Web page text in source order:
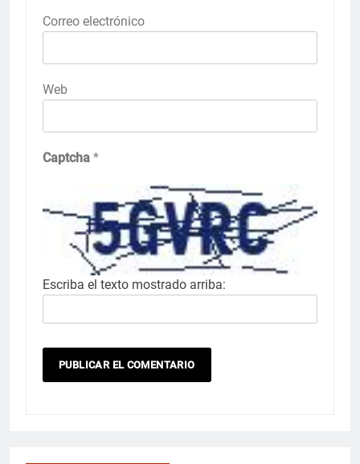
Correo electrónico
Web
Captcha *
Escriba el texto mostrado arriba: